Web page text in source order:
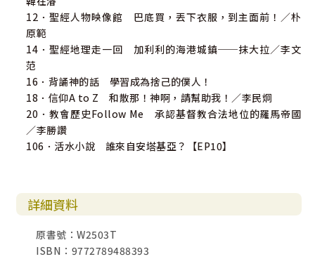
12．聖經人物映像館 巴底買，丟下衣服，到主面前！／朴
原範
14．聖經地理走一回 加利利的海港城鎮──抹大拉／李文
范
16．背誦神的話 學習成為捨己的僕人！
18．信仰A to Z 和散那！神啊，請幫助我！／李民炯
20．教會歷史Follow Me 承認基督教合法地位的羅馬帝國
／李勝讚
106．活水小說 誰來自安塔基亞？【EP10】
詳細資料
原書號：W2503T
ISBN：9772789488393